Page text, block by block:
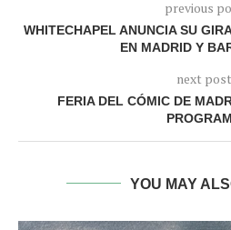
previous
WHITECHAPEL ANUNCIA SU
EN MADRID Y
next post
FERIA DEL CÓMIC DE
YOU MAY